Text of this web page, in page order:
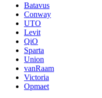
Batavus
Conway
UTO
Levit
QiO
Sparta
Union
vanRaam
Victoria
Opmaet